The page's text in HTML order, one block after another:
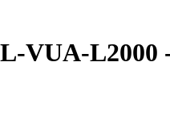
VUA-L2000